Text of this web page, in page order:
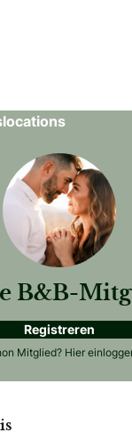
B&B-
Registreren
Mitglied? Hier